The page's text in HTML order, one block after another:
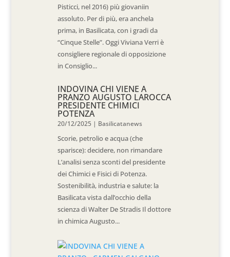
Pisticci, nel 2016) più giovaniin
assoluto. Per di più, era anchela
prima, in Basilicata, con i gradi da
“Cinque Stelle”. Oggi Viviana Verri è
consigliere regionale di opposizione
in Consiglio...
INDOVINA CHI VIENE A
PRANZO AUGUSTO LAROCCA
PRESIDENTE CHIMICI
POTENZA
20/12/2025 | Basilicatanews
Scorie, petrolio e acqua (che
sparisce): decidere, non rimandare
L’analisi senza sconti del presidente
dei Chimici e Fisici di Potenza.
Sostenibilità, industria e salute: la
Basilicata vista dall’occhio della
scienza di Walter De Stradis Il dottore
in chimica Augusto...